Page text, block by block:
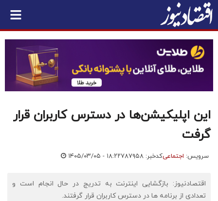
این اپلیکیشن‌ها در دسترس کاربران قرار
گرفت
سرویس: اجتماعیکدخبر: ۷۸۷۹۵۸ ۱۴۰۵/۰۳/۰۵ - ۱۸:۲۲
اقتصادنیوز: بازگشایی اینترنت به تدریج در حال انجام است و
تعدادی از برنامه ها در دسترس کاربران قرار گرفتند.